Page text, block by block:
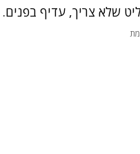
שלא צריך, עדיף בפנים.